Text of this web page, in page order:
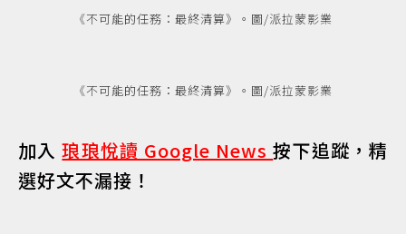
《不可能的任務：最終清算》。圖/派拉蒙影業
《不可能的任務：最終清算》。圖/派拉蒙影業
加入琅琅悅讀 Google News按下追蹤，精
選好文不漏接！